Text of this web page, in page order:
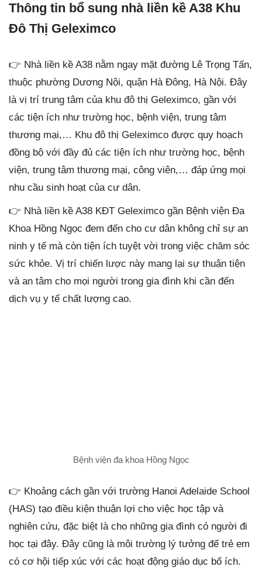
Thông tin bổ sung nhà liền kề A38 Khu
Đô Thị Geleximco
👉 Nhà liền kề A38 nằm ngay mặt đường Lê Trọng Tấn,
thuộc phường Dương Nội, quận Hà Đông, Hà Nội. Đây
là vị trí trung tâm của khu đô thị Geleximco, gần với
các tiện ích như trường học, bệnh viện, trung tâm
thương mại,… Khu đô thị Geleximco được quy hoạch
đồng bộ với đầy đủ các tiện ích như trường học, bệnh
viện, trung tâm thương mại, công viên,… đáp ứng mọi
nhu cầu sinh hoạt của cư dân.
👉 Nhà liền kề A38 KĐT Geleximco gần Bệnh viện Đa
Khoa Hồng Ngọc đem đến cho cư dân không chỉ sự an
ninh y tế mà còn tiện ích tuyệt vời trong việc chăm sóc
sức khỏe. Vị trí chiến lược này mang lại sự thuận tiện
và an tâm cho mọi người trong gia đình khi cần đến
dịch vụ y tế chất lượng cao.
Bệnh viện đa khoa Hồng Ngọc
👉 Khoảng cách gần với trường Hanoi Adelaide School
(HAS) tạo điều kiện thuận lợi cho việc học tập và
nghiên cứu, đặc biệt là cho những gia đình có người đi
học tại đây. Đây cũng là môi trường lý tưởng để trẻ em
có cơ hội tiếp xúc với các hoạt động giáo dục bổ ích.